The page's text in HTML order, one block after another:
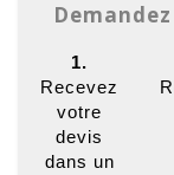
1.
Recevez
votre
devis
dans un